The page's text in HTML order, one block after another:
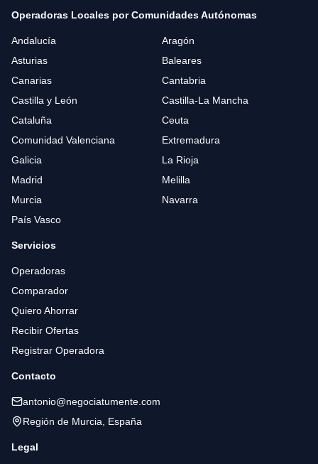
Operadoras Locales por Comunidades Autónomas
Andalucía
Aragón
Asturias
Baleares
Canarias
Cantabria
Castilla y León
Castilla-La Mancha
Cataluña
Ceuta
Comunidad Valenciana
Extremadura
Galicia
La Rioja
Madrid
Melilla
Murcia
Navarra
País Vasco
Servicios
Operadoras
Comparador
Quiero Ahorrar
Recibir Ofertas
Registrar Operadora
Contacto
antonio@negociatumente.com
Región de Murcia, España
Legal